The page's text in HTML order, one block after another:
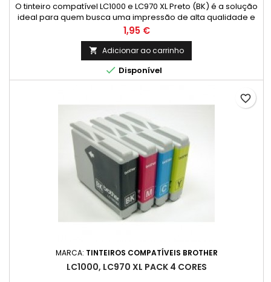
O tinteiro compatível LC1000 e LC970 XL Preto (BK) é a solução
ideal para quem busca uma impressão de alta qualidade e
economia em suas impressoras Brother. Este cartucho é
compatível com uma ampla gama de modelos,
incluindo:DCP: 130C, 135C, 150C, 153C, 155C, 330C, 350C, 353C,
357C, 540CN, 560CN, 750CN, 750CW, 770CWFAX: 1355, 1360,
1460, 1560, 1860, 1960,...
Preço
1,95 €
 Adicionar ao carrinho
 Disponível
MARCA: TINTEIROS COMPATÍVEIS BROTHER
LC1000, LC970 XL PACK 4 CORES
favorite_border